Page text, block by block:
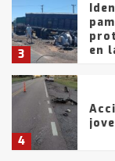
3
en
4